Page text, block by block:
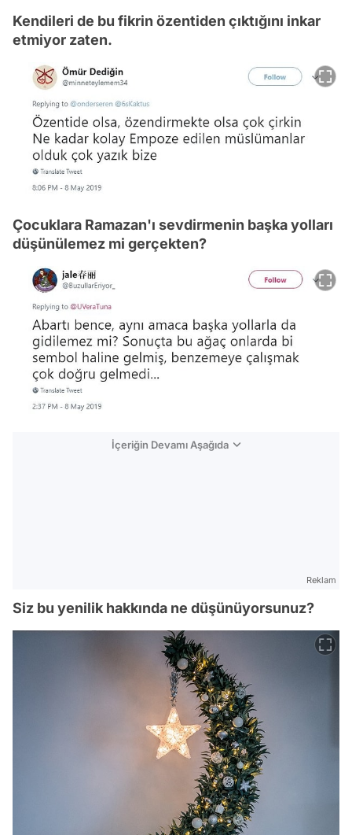
Kendileri de bu fikrin özentiden çıktığını inkar
etmiyor zaten.
Çocuklara Ramazan'ı sevdirmenin başka yolları
düşünülemez mi gerçekten?
İçeriğin Devamı Aşağıda
Reklam
Siz bu yenilik hakkında ne düşünüyorsunuz?